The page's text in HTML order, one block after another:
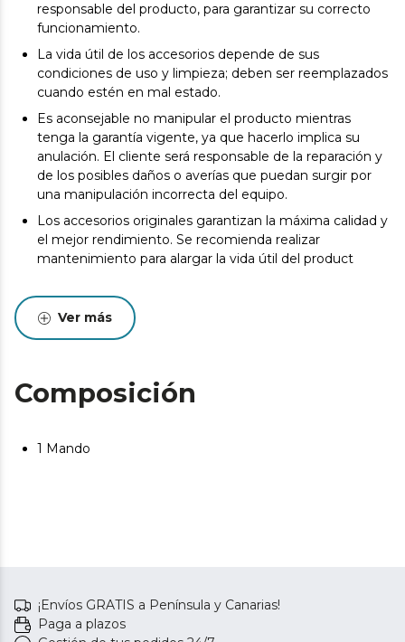
responsable del producto, para garantizar su correcto
funcionamiento.
La vida útil de los accesorios depende de sus
condiciones de uso y limpieza; deben ser reemplazados
cuando estén en mal estado.
Es aconsejable no manipular el producto mientras
tenga la garantía vigente, ya que hacerlo implica su
anulación. El cliente será responsable de la reparación y
de los posibles daños o averías que puedan surgir por
una manipulación incorrecta del equipo.
Los accesorios originales garantizan la máxima calidad y
el mejor rendimiento. Se recomienda realizar
mantenimiento para alargar la vida útil del product
Ver más
Composición
1 Mando
¡Envíos GRATIS a Península y Canarias!
Paga a plazos